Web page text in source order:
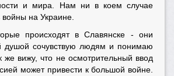
и мира. Нам ни в коем случае
войны на Украине.
происходят в Славянске - они
душой сочувствую людям и понимаю
же вижу, что не осмотрительный ввод
может привести к большой войне.